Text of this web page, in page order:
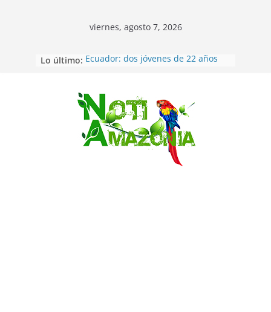
Saltar
viernes, agosto 7, 2026
Lo último: Ecuador: dos jóvenes de 22 años
Sentencian a 34 años de prisión a
implicados en caso de Alison,
oriunda de Tena
Vozinha, el arquero sensación de
cabo Verde, ya llegó para
incorporarse a Colo Colo de Chile
Pastaza: la parroquia Diez de